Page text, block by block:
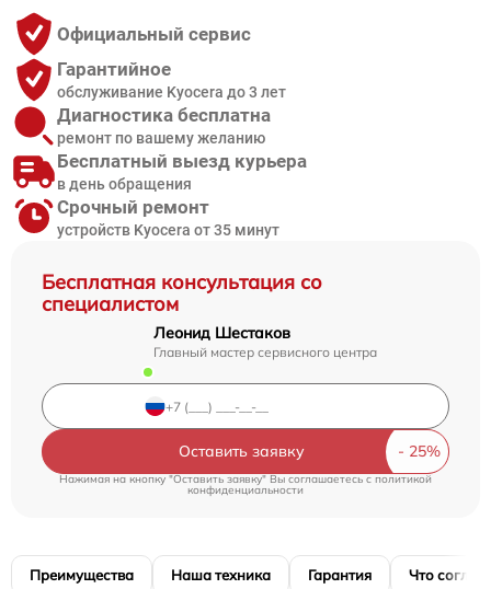
Бесплатная консультация со
специалистом
Леонид Шестаков
Главный мастер сервисного центра
Оставить заявку
Нажимая на кнопку "Оставить заявку" Вы соглашаетесь cполитикой
конфиденциальности
Официальный сервис
Гарантийное
обслуживание Kyocera до 3 лет
Диагностика бесплатна
ремонт по вашему желанию
Бесплатный выезд курьера
в день обращения
Срочный ремонт
устройств Kyocera от 35 минут
Преимущества Наша техника Гарантия Что